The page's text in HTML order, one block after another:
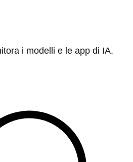
i modelli e le app di IA.